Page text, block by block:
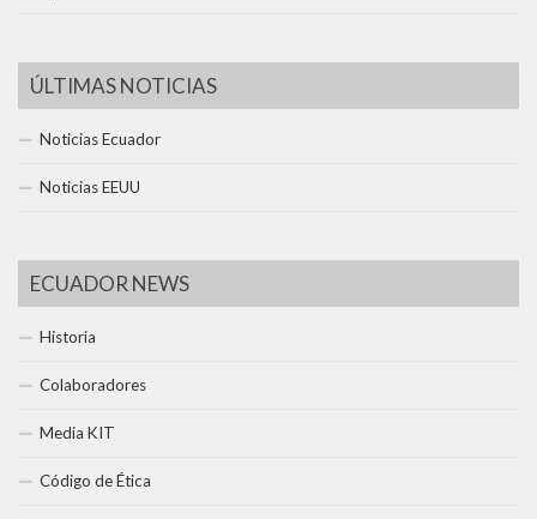
ÚLTIMAS NOTICIAS
Noticias Ecuador
Noticias EEUU
ECUADOR NEWS
Historia
Colaboradores
Media KIT
Código de Ética